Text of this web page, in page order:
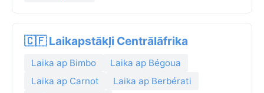
🇨🇫 Laikapstākļi Centrālāfrika
Laika ap Bimbo
Laika ap Bégoua
Laika ap Carnot
Laika ap Berbérati